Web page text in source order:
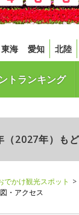
東海 愛知 北陸
トランキング
2027年）も
でかけ観光スポット
・アクセス